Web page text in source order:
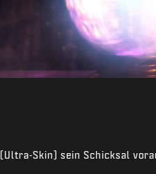
Skin) sein Schicksal